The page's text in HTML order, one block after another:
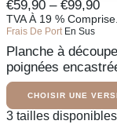
produit
existe
en
plusieurs
variantes.
Les
options
peuvent
être
€59,90 – €99,90
De
:
De
€
À
TVA À 19 % Comprise.
Frais De PortEn Sus
Planche à
poignées
CHOISIR UNE
Ce
3 tailles disponibles